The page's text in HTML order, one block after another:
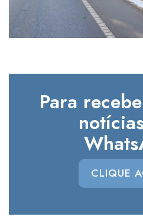
Para
CLIQUE